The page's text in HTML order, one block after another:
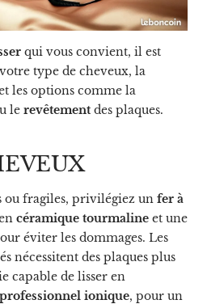
qui vous convient, il est
type de cheveux, la
les options comme la
le revêtement des plaques.
ou fragiles, privilégiez un fer à
céramique tourmaline et une
éviter les dommages. Les
nécessitent des plaques plus
capable de lisser en
professionnel ionique, pour un